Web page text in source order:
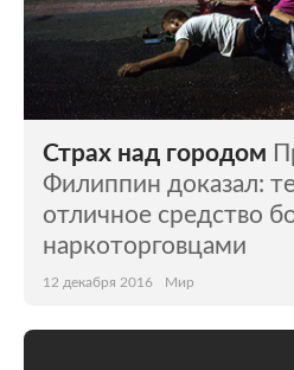
Страх над городом
Филиппин доказал:
отличное средство
наркоторговцами
12 декабря 2016 Мир